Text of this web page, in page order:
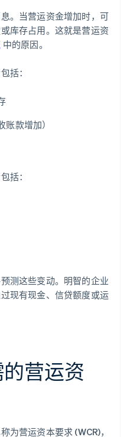
。当营运资金增加时，可
库存占用。这就是营运资
中的原因。
括：
款增加）
括：
测这些变动。明智的企业
现有现金、信贷额度或运
营运资
为营运资本要求 (WCR)，